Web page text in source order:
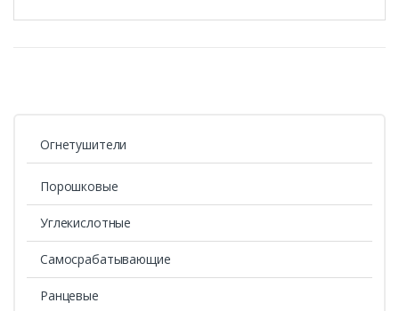
Огнетушители
Порошковые
Углекислотные
Cамосрабатывающие
Ранцевые